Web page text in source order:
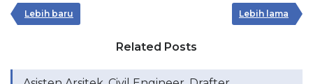
Lebih baru Lebih lama
Related Posts